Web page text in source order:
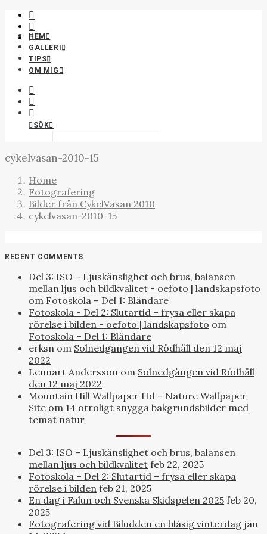
OEFOTO | LANDSKAPSFOTO
HEM
GALLERI
TIPS
OM MIG
SÖK
cykelvasan-2010-15
Home
Fotografering
Bilder från CykelVasan 2010
cykelvasan-2010-15
RECENT COMMENTS
Del 3: ISO – Ljuskänslighet och brus, balansen
mellan ljus och bildkvalitet - oefoto | landskapsfoto
om Fotoskola – Del 1: Bländare
Fotoskola - Del 2: Slutartid – frysa eller skapa
rörelse i bilden - oefoto | landskapsfoto om
Fotoskola – Del 1: Bländare
erksn om Solnedgången vid Rödhäll den 12 maj
2022
Lennart Andersson om Solnedgången vid Rödhäll
den 12 maj 2022
Mountain Hill Wallpaper Hd – Nature Wallpaper
Site om 14 otroligt snygga bakgrundsbilder med
temat natur
Del 3: ISO – Ljuskänslighet och brus, balansen
mellan ljus och bildkvalitet feb 22, 2025
Fotoskola – Del 2: Slutartid – frysa eller skapa
rörelse i bilden feb 21, 2025
En dag i Falun och Svenska Skidspelen 2025 feb 20,
2025
Fotografering vid Biludden en blåsig vinterdag jan